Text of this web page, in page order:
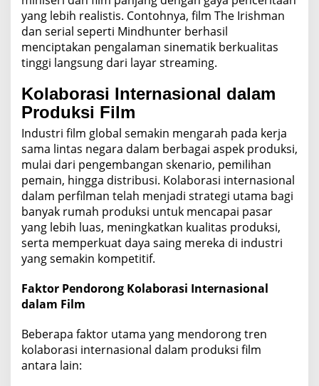
yang lebih realistis. Contohnya, film The Irishman
dan serial seperti Mindhunter berhasil
menciptakan pengalaman sinematik berkualitas
tinggi langsung dari layar streaming.
Kolaborasi Internasional dalam
Produksi Film
Industri film global semakin mengarah pada kerja
sama lintas negara dalam berbagai aspek produksi,
mulai dari pengembangan skenario, pemilihan
pemain, hingga distribusi. Kolaborasi internasional
dalam perfilman telah menjadi strategi utama bagi
banyak rumah produksi untuk mencapai pasar
yang lebih luas, meningkatkan kualitas produksi,
serta memperkuat daya saing mereka di industri
yang semakin kompetitif.
Faktor Pendorong Kolaborasi Internasional
dalam Film
Beberapa faktor utama yang mendorong tren
kolaborasi internasional dalam produksi film
antara lain: